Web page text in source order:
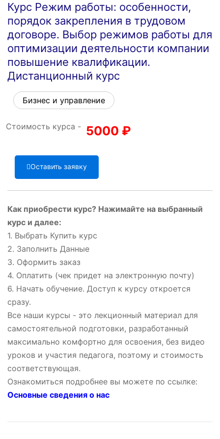
Курс Режим работы: особенности,
порядок закрепления в трудовом
договоре. Выбор режимов работы для
оптимизации деятельности компании
повышение квалификации.
Дистанционный курс
Бизнес и управление
Стоимость курса - 5000 ₽
Оставить заявку
Как приобрести курс? Нажимайте на выбранный
курс и далее:
1. Выбрать Купить курс
2. Заполнить Данные
3. Оформить заказ
4. Оплатить (чек придет на электронную почту)
6. Начать обучение. Доступ к курсу откроется
сразу.
Все наши курсы - это лекционный материал для
самостоятельной подготовки, разработанный
максимально комфортно для освоения, без видео
уроков и участия педагога, поэтому и стоимость
соответствующая.
Ознакомиться подробнее вы можете по ссылке:
Основные сведения о нас